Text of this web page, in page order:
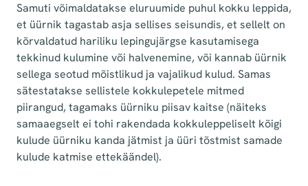
Samuti võimaldatakse eluruumide puhul kokku leppida,
et üürnik tagastab asja sellises seisundis, et sellelt on
kõrvaldatud hariliku lepingujärgse kasutamisega
tekkinud kulumine või halvenemine, või kannab üürnik
sellega seotud mõistlikud ja vajalikud kulud. Samas
sätestatakse sellistele kokkulepetele mitmed
piirangud, tagamaks üürniku piisav kaitse (näiteks
samaaegselt ei tohi rakendada kokkuleppeliselt kõigi
kulude üürniku kanda jätmist ja üüri tõstmist samade
kulude katmise ettekäändel).